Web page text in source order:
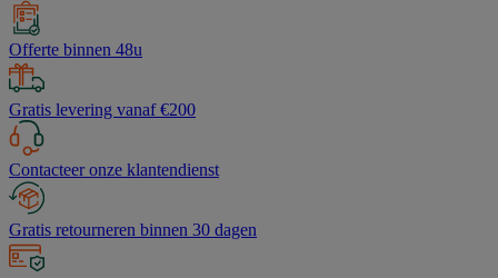
Offerte binnen 48u
Gratis levering vanaf €200
Contacteer onze klantendienst
Gratis retourneren binnen 30 dagen